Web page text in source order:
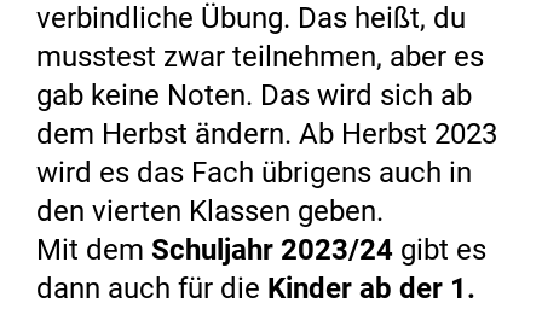
verbindliche Übung. Das heißt, du
musstest zwar teilnehmen, aber es
gab keine Noten. Das wird sich ab
dem Herbst ändern. Ab Herbst 2023
wird es das Fach übrigens auch in
den vierten Klassen geben.
Mit dem Schuljahr 2023/24 gibt es
dann auch für die Kinder ab der 1.